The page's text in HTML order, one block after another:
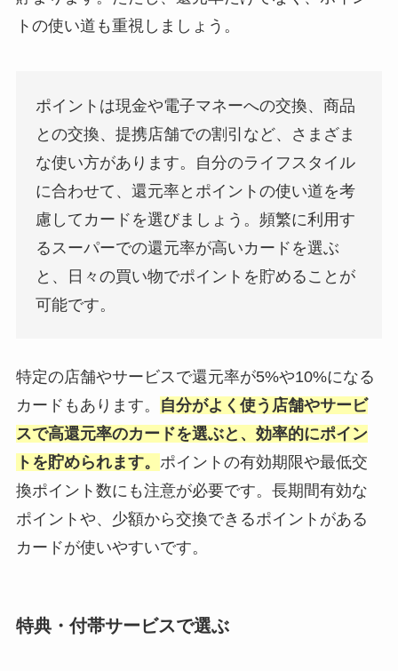
トの使い道も重視しましょう。
ポイントは現金や電子マネーへの交換、商品
との交換、提携店舗での割引など、さまざま
な使い方があります。自分のライフスタイル
に合わせて、還元率とポイントの使い道を考
慮してカードを選びましょう。頻繁に利用す
るスーパーでの還元率が高いカードを選ぶ
と、日々の買い物でポイントを貯めることが
可能です。
特定の店舗やサービスで還元率が5%や10%になる
カードもあります。
自分がよく使う店舗やサービ
スで高還元率のカードを選ぶと、効率的にポイン
トを貯められます。 ポイントの有効期限や最低交
換ポイント数にも注意が必要です。長期間有効な
ポイントや、少額から交換できるポイントがある
カードが使いやすいです。
特典・付帯サービスで選ぶ